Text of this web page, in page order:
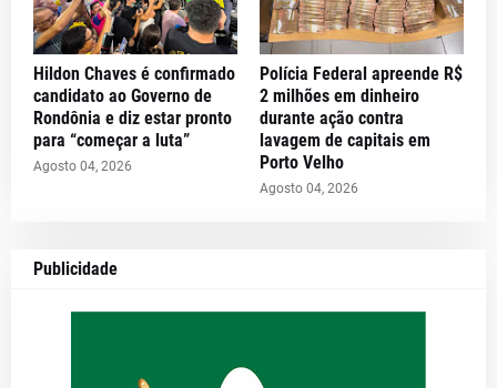
Hildon Chaves é confirmado
candidato ao Governo de
Rondônia e diz estar pronto
para “começar a luta”
Agosto 04, 2026
Polícia Federal apreende R$
2 milhões em dinheiro
durante ação contra
lavagem de capitais em
Porto Velho
Agosto 04, 2026
Publicidade